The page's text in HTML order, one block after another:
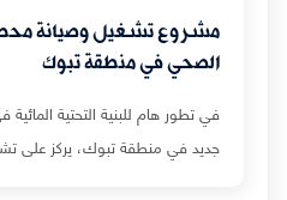
مشروع تشغيل وصيانة
الصحي في منطقة تبوك
في تطور هام للبنية التحتية
جديد في منطقة تبوك، يركز على